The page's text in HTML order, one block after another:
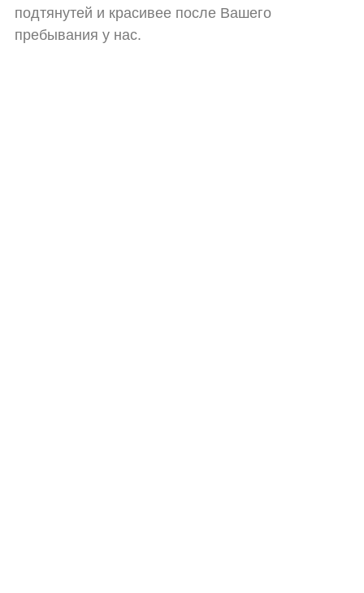
подтянутей и красивее после Вашего
пребывания у нас.